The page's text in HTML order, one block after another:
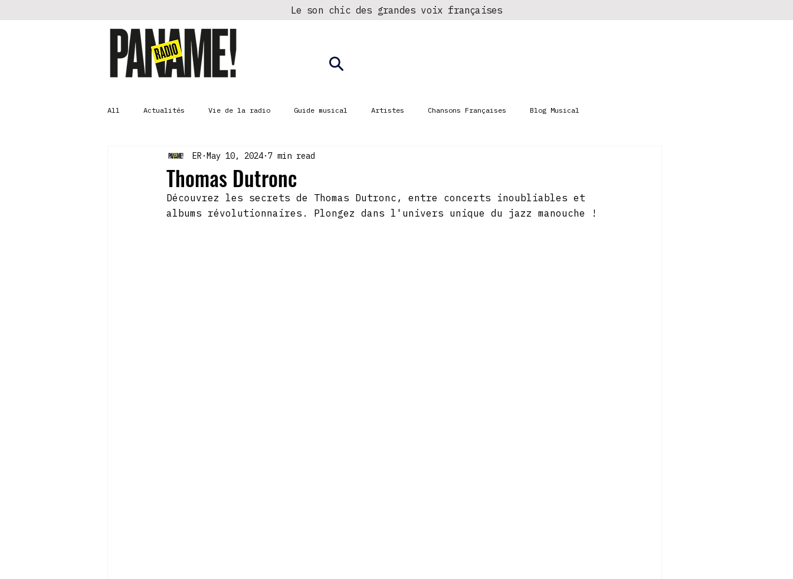
Le son chic des grandes voix françaises
All Actualités Vie de la radio Guide musical Artistes Chansons Françaises Blog Musical
Thomas Dutronc
ER May 10, 2024 7 min read
Découvrez les secrets de Thomas Dutronc, entre concerts inoubliables et
albums révolutionnaires. Plongez dans l'univers unique du jazz manouche !